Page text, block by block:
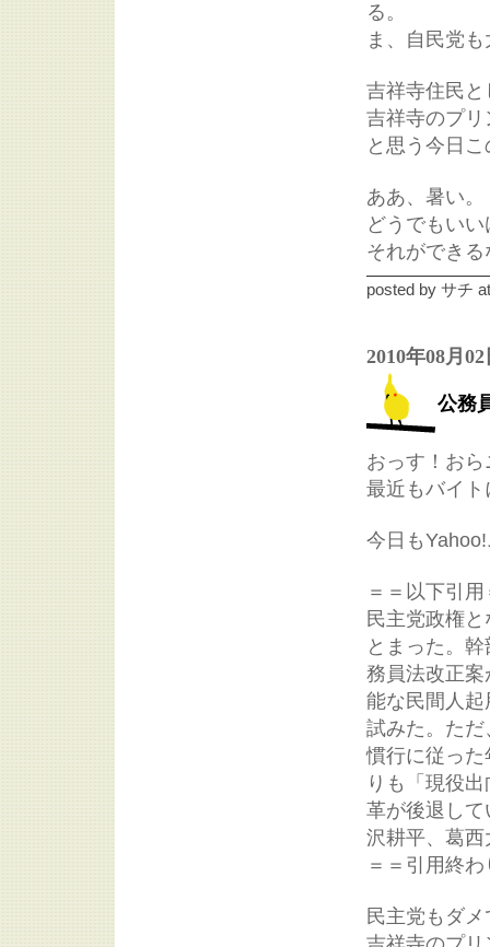
る。
ま、自民党
吉祥寺住民と
吉祥寺のプ
と思う今日
ああ、暑い。
どうでもい
それができ
posted by サチ
2010年08月02
公務
おっす！お
最近もバイ
今日も
＝＝以下引
民主党政権
とまった。
務員法改正
能な民間人
試みた。た
慣行に従っ
りも「現役
革が後退し
沢耕平、葛
＝＝引用終
民主党もダ